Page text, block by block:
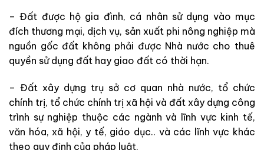
– Đất được hộ gia đình, cá nhân sử dụng vào mục
đích thương mại, dịch vụ, sản xuất phi nông nghiệp mà
nguồn gốc đất không phải được Nhà nước cho thuê
quyền sử dụng đất hay giao đất có thời hạn.
– Đất xây dựng trụ sở cơ quan nhà nước, tổ chức
chính trị, tổ chức chính trị xã hội và đất xây dựng công
trình sự nghiệp thuộc các ngành và lĩnh vực kinh tế,
văn hóa, xã hội, y tế, giáo dục.. và các lĩnh vực khác
theo quy định của pháp luật.